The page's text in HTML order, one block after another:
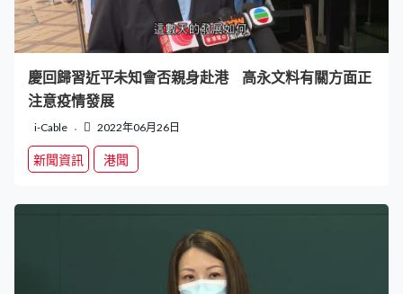
慶回歸習近平未知會否親身赴港 高永文料有關方面正
注意疫情發展
i-Cable 2022年06月26日
新聞資訊 港聞